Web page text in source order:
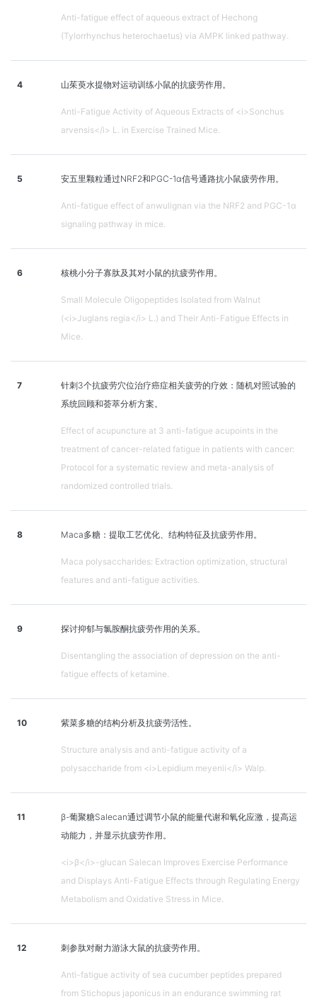
Anti-fatigue effect of aqueous extract of Hechong
(Tylorrhynchus heterochaetus) via AMPK linked pathway.
4 山茱萸水提物对运动训练小鼠的抗疲劳作用。
Anti-Fatigue Activity of Aqueous Extracts of <i>Sonchus
arvensis</i> L. in Exercise Trained Mice.
5 安五里颗粒通过NRF2和PGC-1α信号通路抗小鼠疲劳作用。
Anti-fatigue effect of anwulignan via the NRF2 and PGC-1α
signaling pathway in mice.
6 核桃小分子寡肽及其对小鼠的抗疲劳作用。
Small Molecule Oligopeptides Isolated from Walnut
(<i>Juglans regia</i> L.) and Their Anti-Fatigue Effects in
Mice.
7
针刺3个抗疲劳穴位治疗癌症相关疲劳的疗效：随机对照试验的
系统回顾和荟萃分析方案。
Effect of acupuncture at 3 anti-fatigue acupoints in the
treatment of cancer-related fatigue in patients with cancer:
Protocol for a systematic review and meta-analysis of
randomized controlled trials.
8 Maca多糖：提取工艺优化、结构特征及抗疲劳作用。
Maca polysaccharides: Extraction optimization, structural
features and anti-fatigue activities.
9 探讨抑郁与氯胺酮抗疲劳作用的关系。
Disentangling the association of depression on the anti-
fatigue effects of ketamine.
10 紫菜多糖的结构分析及抗疲劳活性。
Structure analysis and anti-fatigue activity of a
polysaccharide from <i>Lepidium meyenii</i> Walp.
11
β-葡聚糖Salecan通过调节小鼠的能量代谢和氧化应激，提高运
动能力，并显示抗疲劳作用。
<i>β</i>-glucan Salecan Improves Exercise Performance
and Displays Anti-Fatigue Effects through Regulating Energy
Metabolism and Oxidative Stress in Mice.
12 刺参肽对耐力游泳大鼠的抗疲劳作用。
Anti-fatigue activity of sea cucumber peptides prepared
from Stichopus japonicus in an endurance swimming rat